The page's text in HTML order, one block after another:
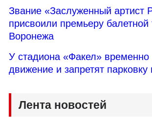
Звание «Заслуженный артист
присвоили премьеру балетной
Воронежа
У стадиона «Факел» временно
движение и запретят
Лента новостей